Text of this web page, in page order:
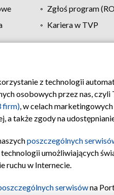
Zgłoś program
Kariera w TVP
prywatności Moje zgody
z technologii
osobowych przez nas, czyli
firm), w celach
a także zgody na
poszczególnych
umożliwiających
ruchu w Internecie.
serwisówna